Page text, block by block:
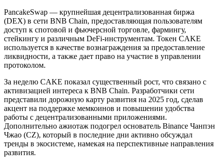
PancakeSwap — крупнейшая децентрализованная биржа
(DEX) в сети BNB Chain, предоставляющая пользователям
доступ к спотовой и фьючерсной торговле, фармингу,
стейкингу и различным DeFi-инструментам. Токен CAKE
используется в качестве вознаграждения за предоставление
ликвидности, а также дает право на участие в управлении
протоколом.
За неделю CAKE показал существенный рост, что связано с
активизацией интереса к BNB Chain. Разработчики сети
представили дорожную карту развития на 2025 год, сделав
акцент на поддержке мемкоинов и повышении удобства
работы с децентрализованными приложениями.
Дополнительно ажиотаж подогрел основатель Binance Чанпэн
Чжао (CZ), который в последние дни активно обсуждал
тренды в экосистеме, намекая на перспективные направления
развития.